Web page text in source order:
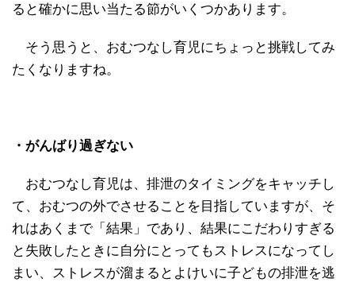
ると確かに思い当たる節がいくつかあります。
そう思うと、おむつなし育児にちょっと挑戦してみ
たくなりますね。
・がんばり過ぎない
おむつなし育児は、排泄のタイミングをキャッチし
て、おむつの外でさせることを目指していますが、そ
れはあくまで「結果」であり、結果にこだわりすぎる
と失敗したときに自分にとってもストレスになってし
まい、ストレスが溜まるとよけいに子どもの排泄を逃